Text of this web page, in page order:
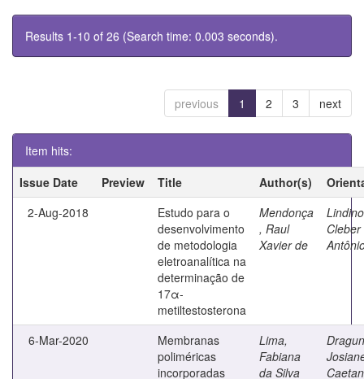
Results 1-10 of 26 (Search time: 0.003 seconds).
previous 1 2 3 next
Item hits:
Issue Date
Preview Title Author(s)
2-Aug-2018
Estudo para o
desenvolvimento
de metodologia
eletroanalítica na
determinação de
17α-
metiltestosterona
Mendonça
, Raul
Xavier de
Cleber
6-Mar-2020
Membranas
poliméricas
incorporadas
Lima,
Fabiana
da Silva